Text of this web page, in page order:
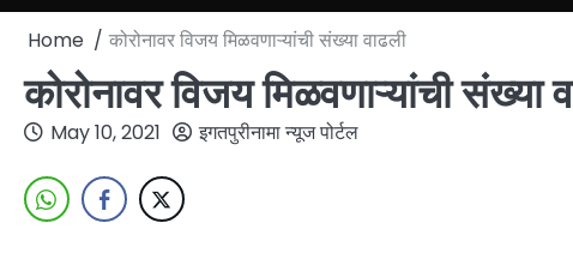
Home कोरोनावर विजय मिळवणाऱ्यांची संख्या वाढली
कोरोनावर विजय मिळवणाऱ्यांची संख्या
May 10, 2021 इगतपुरीनामा न्यूज पोर्टल